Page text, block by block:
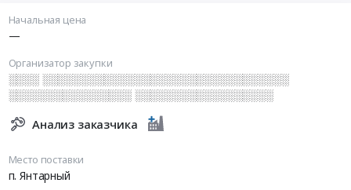
Начальная цена
—
Организатор закупки
░░░░ ░░░░░░░░░░░░░░░░░░░░░░░░░░░░░░░░
░░░░░░░░░░░░░░░░ ░░░░░░░░░░░░░░░░░░
Анализ заказчика
Место поставки
п. Янтарный